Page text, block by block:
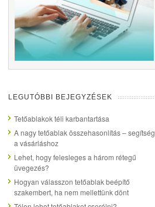
LEGUTÓBBI BEJEGYZÉSEK
Tetőablakok téli karbantartása
A nagy tetőablak összehasonlítás – segítség
a vásárláshoz
Lehet, hogy felesleges a három rétegű
üvegezés?
Hogyan válasszon tetőablak beépítő
szakembert, ha nem mellettünk dönt